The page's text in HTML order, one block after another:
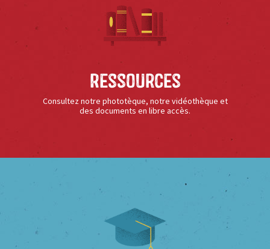
Ressources
Consultez notre phototèque, notre vidéothèque et
des documents en libre accès.